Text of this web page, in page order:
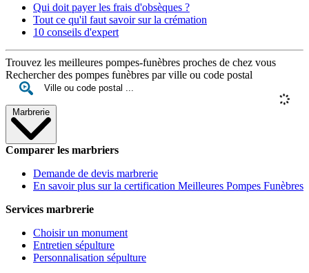
Qui doit payer les frais d'obsèques ?
Tout ce qu'il faut savoir sur la crémation
10 conseils d'expert
Trouvez les meilleures pompes-funèbres proches de chez vous
Rechercher des pompes funèbres par ville ou code postal
Marbrerie
Comparer les marbriers
Demande de devis marbrerie
En savoir plus sur la certification Meilleures Pompes Funèbres
Services marbrerie
Choisir un monument
Entretien sépulture
Personnalisation sépulture